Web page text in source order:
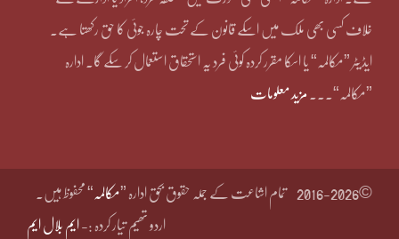
خلاف کسی بھی ملک میں اسکے قانون کے تحت چارہ جوئی کا حق رکھتا ہے۔
ایڈیٹر ”مکالمہ“ یا اسکا مقرر کردہ کوئی فرد یہ استحقاق استعمال کر سکے گا۔ ادارہ
”مکالمہ“۔۔۔ مزید معلومات
©2016-2026 تمام اشاعت کے جملہ حقوق بحق ادارہ ”مکالمہ “ محفوظ ہیں۔
اردو تھیم تیار کردہ :- ایم بلال ایم